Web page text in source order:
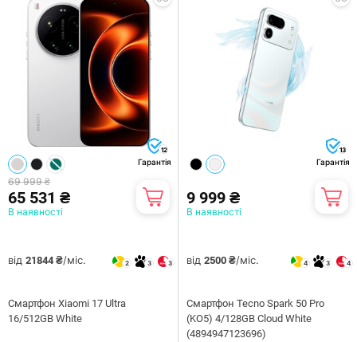
12
Гарантія
69 999 ₴
65 531 ₴
В наявності
від 21844 ₴/міс. 2 3 3
Смартфон Xiaomi 17 Ultra
16/512GB White
13
Гарантія
9 999 ₴
В наявності
від 2500 ₴/міс. 4 3 4
Смартфон Tecno Spark 50 Pro
(KO5) 4/128GB Cloud White
(4894947123696)